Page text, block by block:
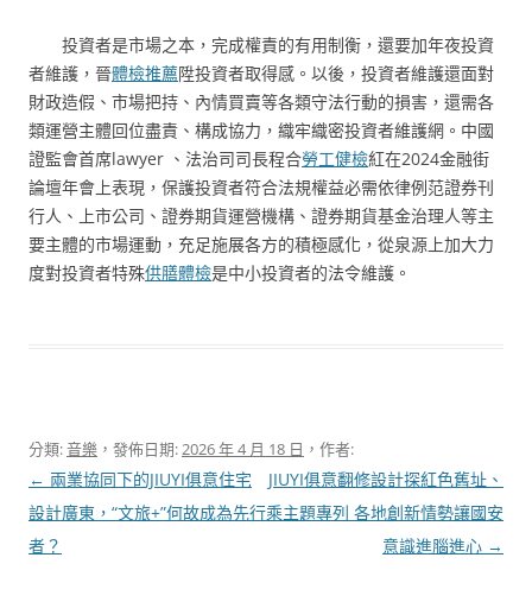
投資者是市場之本，完成權責的有用制衡，還要加年夜投資
者維護，晉體檢推薦陞投資者取得感。以後，投資者維護還面對
財政造假、市場把持、內情買賣等各類守法行動的損害，還需各
類運營主體回位盡責、構成協力，織牢織密投資者維護網。中國
證監會首席lawyer 、法治司司長程合勞工健檢紅在2024金融街
論壇年會上表現，保護投資者符合法規權益必需依律例范證券刊
行人、上市公司、證券期貨運營機構、證券期貨基金治理人等主
要主體的市場運動，充足施展各方的積極感化，從泉源上加大力
度對投資者特殊供膳體檢是中小投資者的法令維護。
分類:音樂 ，發佈日期:2026 年 4 月 18 日 ，作者:
文
章
導
← 兩業協同下的JIUYI俱意住宅
設計廣東，“文旅+”何故成為先行
者？
JIUYI俱意翻修設計探紅色舊址、
乘主題專列 各地創新情勢讓國安
意識進腦進心 →